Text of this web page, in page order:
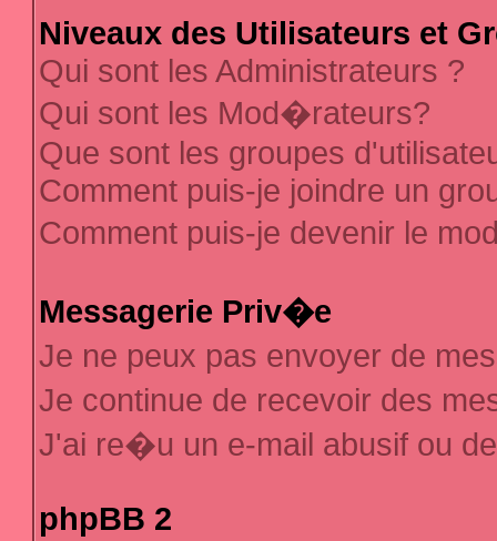
Niveaux des Utilisateurs et
Qui sont les Administrateurs ?
Qui sont les Mod�rateurs?
Que sont les groupes
Comment puis-je joindre un
Comment puis-je devenir le
Messagerie Priv�e
Je ne peux pas envoyer de
Je continue de recevoir des
J'ai re�u un e-mail abusif ou
phpBB 2